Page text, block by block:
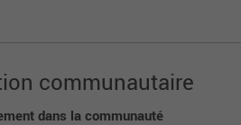
communautaire
dans la communauté